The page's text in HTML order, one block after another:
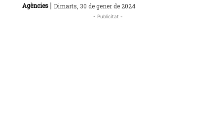
Agències | Dimarts, 30 de gener de 2024
- Publicitat -